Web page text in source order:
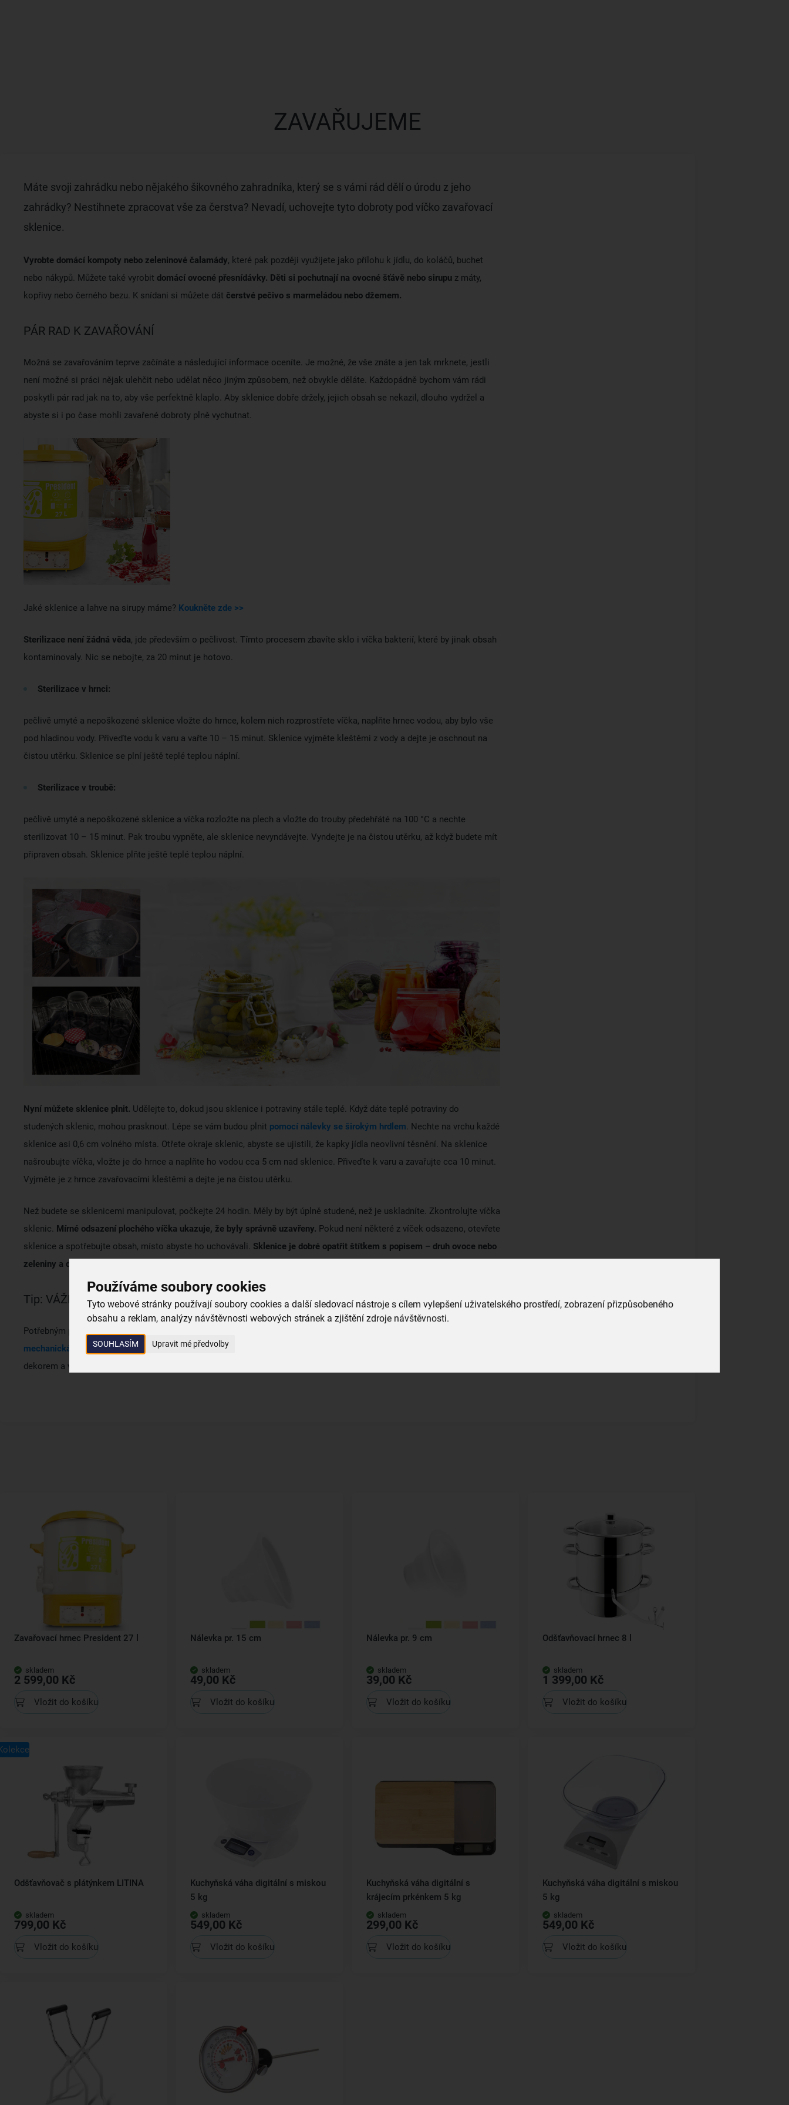
Používáme soubory cookies
Tyto webové stránky používají soubory cookies a další sledovací nástroje s cílem vylepšení uživatelského prostředí, zobrazení přizpůsobeného
obsahu a reklam, analýzy návštěvnosti webových stránek a zjištění zdroje návštěvnosti.
SOUHLASÍM Upravit mé předvolby
ZAVAŘUJEME
Máte svoji zahrádku nebo nějakého šikovného zahradníka, který se s vámi rád dělí o úrodu z jeho
zahrádky? Nestihnete zpracovat vše za čerstva? Nevadí, uchovejte tyto dobroty pod víčko zavařovací
sklenice.
Vyrobte domácí kompoty nebo zeleninové čalamády, které pak později využijete jako přílohu k jídlu, do koláčů, buchet
nebo nákypů. Můžete také vyrobit domácí ovocné přesnídávky. Děti si pochutnají na ovocné šťávě nebo sirupu z máty,
kopřivy nebo černého bezu. K snídani si můžete dát čerstvé pečivo s marmeládou nebo džemem.
PÁR RAD K ZAVAŘOVÁNÍ
Možná se zavařováním teprve začínáte a následující informace oceníte. Je možné, že vše znáte a jen tak mrknete, jestli
není možné si práci nějak ulehčit nebo udělat něco jiným způsobem, než obvykle děláte. Každopádně bychom vám rádi
poskytli pár rad jak na to, aby vše perfektně klaplo. Aby sklenice dobře držely, jejich obsah se nekazil, dlouho vydržel a
abyste si i po čase mohli zavařené dobroty plně vychutnat.
Jaké sklenice a lahve na sirupy máme? Koukněte zde >>
Sterilizace není žádná věda, jde především o pečlivost. Tímto procesem zbavíte sklo i víčka bakterií, které by jinak obsah
kontaminovaly. Nic se nebojte, za 20 minut je hotovo.
Sterilizace v hrnci:
pečlivě umyté a nepoškozené sklenice vložte do hrnce, kolem nich rozprostřete víčka, naplňte hrnec vodou, aby bylo vše
pod hladinou vody. Přiveďte vodu k varu a vařte 10 – 15 minut. Sklenice vyjměte kleštěmi z vody a dejte je oschnout na
čistou utěrku. Sklenice se plní ještě teplé teplou náplní.
Sterilizace v troubě:
pečlivě umyté a nepoškozené sklenice a víčka rozložte na plech a vložte do trouby předehřáté na 100 °C a nechte
sterilizovat 10 – 15 minut. Pak troubu vypněte, ale sklenice nevyndávejte. Vyndejte je na čistou utěrku, až když budete mít
připraven obsah. Sklenice plňte ještě teplé teplou náplní.
Nyní můžete sklenice plnit. Udělejte to, dokud jsou sklenice i potraviny stále teplé. Když dáte teplé potraviny do
studených sklenic, mohou prasknout. Lépe se vám budou plnit pomocí nálevky se širokým hrdlem. Nechte na vrchu každé
sklenice asi 0,6 cm volného místa. Otřete okraje sklenic, abyste se ujistili, že kapky jídla neovlivní těsnění. Na sklenice
našroubujte víčka, vložte je do hrnce a naplňte ho vodou cca 5 cm nad sklenice. Přiveďte k varu a zavařujte cca 10 minut.
Vyjměte je z hrnce zavařovacími kleštěmi a dejte je na čistou utěrku.
Než budete se sklenicemi manipulovat, počkejte 24 hodin. Měly by být úplně studené, než je uskladníte. Zkontrolujte víčka
sklenic. Mírné odsazení plochého víčka ukazuje, že byly správně uzavřeny. Pokud není některé z víček odsazeno, otevřete
sklenice a spotřebujte obsah, místo abyste ho uchovávali. Sklenice je dobré opatřit štítkem s popisem – druh ovoce nebo
zeleniny a datum zavaření.
Tip: VÁŽENÍ PŘI ZAVAŘOVÁNÍ
Potřebným pomocníkem při zavařování je také
mechanická
nebodigitální. Každý preferuje jiný materiál, někdo má rád váhu s miskou, jiný upřednostní váhu s pěkným
dekorem a využije ji také jako dekoraci v kuchyni. Každému vyhovíme, každý si u nás jistě vybere.
Zavařovací hrnec President 27 l
skladem
2 599,00 Kč
Vložit do košíku
Nálevka pr. 15 cm
skladem
49,00 Kč
Vložit do košíku
Nálevka pr. 9 cm
skladem
39,00 Kč
Vložit do košíku
Odšťavňovací hrnec 8 l
skladem
1 399,00 Kč
Vložit do košíku
Odšťavňovač s plátýnkem LITINA
skladem
799,00 Kč
Vložit do košíku
Kuchyňská váha digitální s miskou
5 kg
skladem
549,00 Kč
Vložit do košíku
Kuchyňská váha digitální s
krájecím prkénkem 5 kg
skladem
299,00 Kč
Vložit do košíku
Kuchyňská váha digitální s miskou
5 kg
skladem
549,00 Kč
Vložit do košíku